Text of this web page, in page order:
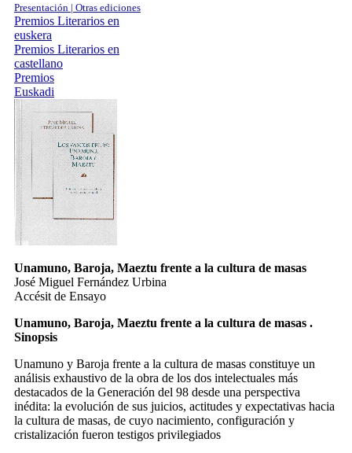
Presentación | Otras ediciones
Premios Literarios en
euskera
Premios Literarios en
castellano
Premios
Euskadi
Unamuno, Baroja, Maeztu frente a la cultura de masas
José Miguel Fernández Urbina
Accésit de Ensayo
Unamuno, Baroja, Maeztu frente a la cultura de masas .
Sinopsis
Unamuno y Baroja frente a la cultura de masas constituye un
análisis exhaustivo de la obra de los dos intelectuales más
destacados de la Generación del 98 desde una perspectiva
inédita: la evolución de sus juicios, actitudes y expectativas hacia
la cultura de masas, de cuyo nacimiento, configuración y
cristalización fueron testigos privilegiados